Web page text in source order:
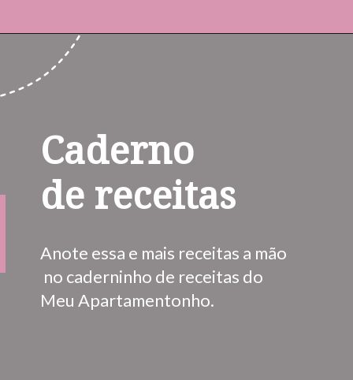
Caderno
de receitas
Anote essa e mais receitas a mão
no caderninho de receitas do
Meu Apartamentonho.